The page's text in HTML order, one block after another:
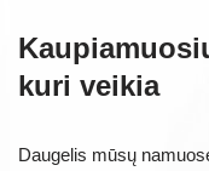
kuri veikia
Daugelis mūsų